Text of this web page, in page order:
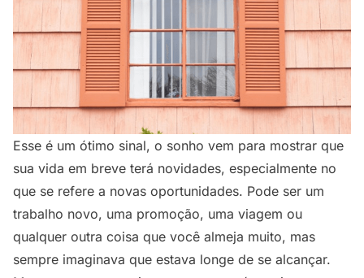
Esse é um ótimo sinal, o sonho vem para mostrar que
sua vida em breve terá novidades, especialmente no
que se refere a novas oportunidades. Pode ser um
trabalho novo, uma promoção, uma viagem ou
qualquer outra coisa que você almeja muito, mas
sempre imaginava que estava longe de se alcançar.